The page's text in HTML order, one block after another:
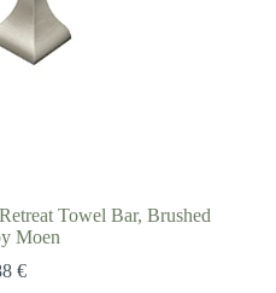
Towel Bar, Brushed
Moen
€